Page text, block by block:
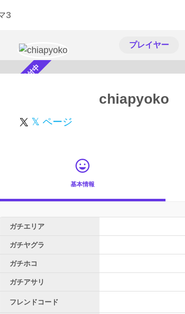
プレイヤー
スカウト受付中 chiapyoko
𝕏 ページ
基本情報
ガチエリア
ガチヤグラ
ガチホコ
ガチアサリ
フレンドコード